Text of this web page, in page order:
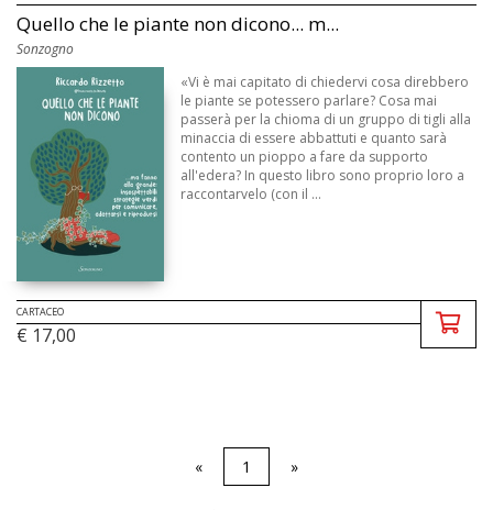
Quello che le piante non dicono... m...
Sonzogno
«Vi è mai capitato di chiedervi cosa direbbero
le piante se potessero parlare? Cosa mai
passerà per la chioma di un gruppo di tigli alla
minaccia di essere abbattuti e quanto sarà
contento un pioppo a fare da supporto
all'edera? In questo libro sono proprio loro a
raccontarvelo (con il ...
CARTACEO
€ 17,00
« 1 »